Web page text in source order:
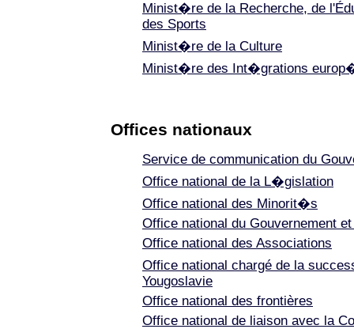
Minist�re de la Recherche, de
des Sports
Minist�re de la Culture
Minist�re des Int�grations
Offices nationaux
Service de communication du
Office national de la L�gislation
Office national des Minorit�s
Office national du Gouvernement
Office national des Associations
Office national chargé de la
Yougoslavie
Office national des frontières
Office national de liaison avec la